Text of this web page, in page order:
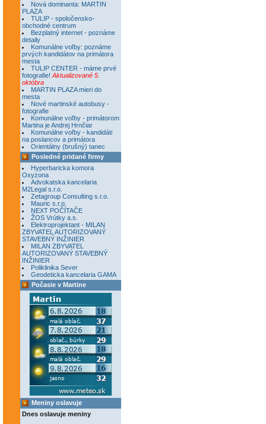
Nová dominanta: MARTIN
PLAZA
TULIP - spoločensko-
obchodné centrum
Bezplatný internet - poznáme
detaily
Komunálne voľby: poznáme
prvých kandidátov na primátora
mesta
TULIP CENTER - máme prvé
fotografie! Aktualizované 5.
októbra
MARTIN PLAZA mieri do
mesta
Nové martinské autobusy -
fotografie
Komunálne voľby - primátorom
Martina je Andrej Hrnčiar
Komunálne voľby - kandidáti
na poslancov a primátora
Orientálny (brušný) tanec
Posledné pridané firmy
Hyperbaricka komora
Oxyzona
Advokatska kancelaria
M2Legal s.r.o.
Zetagroup Consulting s.r.o.
Mauric s.r.o.
NEXT POČÍTAČE
ŽOS Vrútky a.s.
Elektroprojektant - MILAN
ZBYVATEL AUTORIZOVANÝ
STAVEBNÝ INŽINIER
MILAN ZBYVATEL
AUTORIZOVANÝ STAVEBNÝ
INŽINIER
Poliklinika Sever
Geodeticka kancelaria GAMA
Počasie v Martine
Meniny oslavuje
Dnes oslavuje meniny